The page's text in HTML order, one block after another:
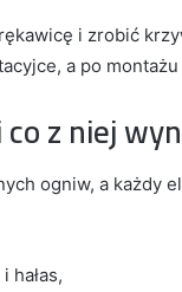
i zrobić
a po montażu
z niej
ogniw, a każdy
hałas,